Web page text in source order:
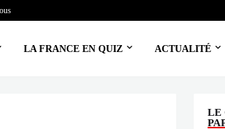
LA FRANCE EN QUIZ ACTUALITÉ
LE